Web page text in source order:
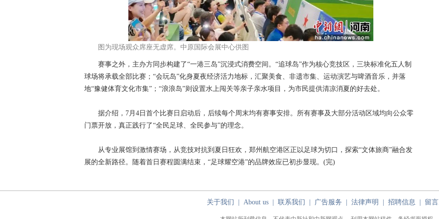
图为现场观众席座无虚席。中原国际会展中心供图
赛事之外，主办方同步构建了“一港三岛”沉浸式消费空间。“追球岛”作为核心竞技区，三块标准化五人制
球场将承载全部比赛；“会玩岛”化身夏夜经济活力地标，汇聚美食、非遗市集、运动演艺与啤酒音乐，并落
地“豫健体育文化市集”；“浪浪岛”则设置水上闯关等亲子亲水项目，为市民提供清凉消夏的好去处。
据介绍，7月4日首个比赛日启动后，后续每个周末均有赛事安排。所有赛事及大部分活动区域均向公众零
门票开放，真正践行了“全民足球、全民参与”的理念。
从专业展馆到激情赛场，从竞技对抗到夏日狂欢，郑州航空港区正以足球为切口，探索“文体旅商”融合发
展的全新路径。随着首日赛程圆满结束，“足球耀空港”的品牌效应已初步显现。(完)
关于我们 | About us| 联系我们 | 广告服务 | 法律声明 | 招聘信息 | 留